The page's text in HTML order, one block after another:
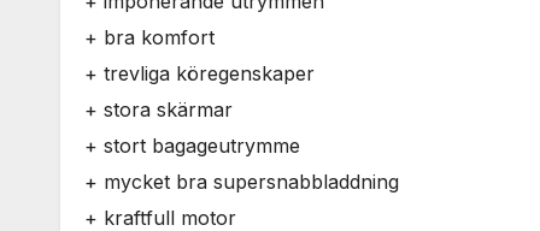
+ bra komfort
+ trevliga köregenskaper
+ stora skärmar
+ stort bagageutrymme
+ mycket bra supersnabbladdning
+ kraftfull motor